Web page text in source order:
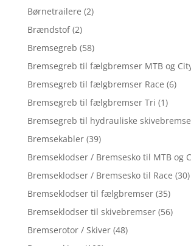
Børnetrailere (2)
Brændstof (2)
Bremsegreb (58)
Bremsegreb til fælgbremser MTB og
Bremsegreb til fælgbremser Race (6)
Bremsegreb til fælgbremser Tri (1)
Bremsegreb til hydrauliske
Bremsekabler (39)
Bremseklodser / Bremsesko til MTB og
Bremseklodser / Bremsesko til Race (30)
Bremseklodser til fælgbremser (35)
Bremseklodser til skivebremser (56)
Bremserotor / Skiver (48)